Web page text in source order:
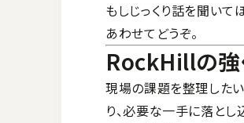
もしじっくり話を聞いて
あわせてどうぞ。
RockHillの強
現場の課題を整理した
り、必要な一手に落とし